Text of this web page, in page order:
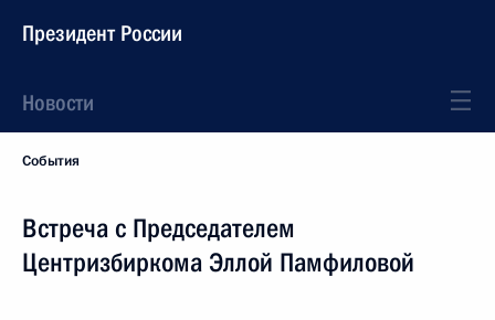
Президент России
Новости
События
Встреча с Председателем
Центризбиркома Эллой Памфиловой